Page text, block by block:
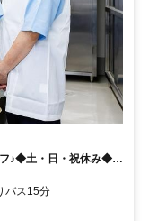
フ♪◆土・日・祝休み◆資
バス15分